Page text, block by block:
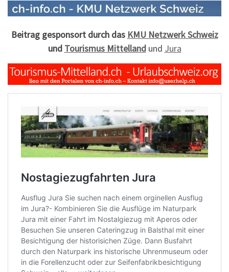
Beitrag gesponsort durch das KMU Netzwerk Schweiz
und Tourismus Mittellandund Jura